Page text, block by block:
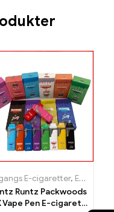
E-cigaretter Portugal
E-cigaretter, Engangs E-cigaretter Litauen
Runtz Packwoods
Vape Pen E-cigaret